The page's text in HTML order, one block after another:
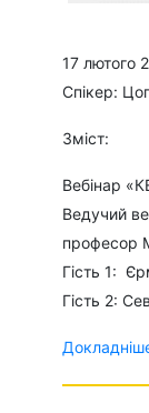
17 лютого
Спікер:
Зміст:
Вебінар
Ведучий
професор
Гість 1:
Гість 2: